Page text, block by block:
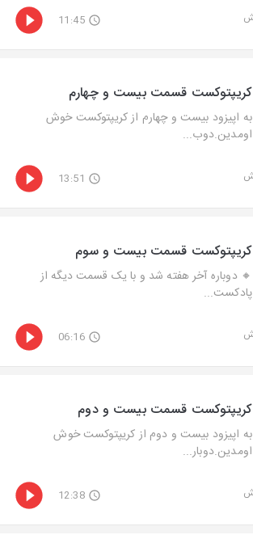
11:45
کریپتوکست قسمت بیست و چهارم
به اپیزود بیست و چهارم از کریپتوکست خوش
اومدین.دوب...
13:51
کریپتوکست قسمت بیست و سوم
🔸 دوباره آخر هفته شد و با یک قسمت دیگه از
پادکست‌...
06:16
کریپتوکست قسمت بیست و دوم
به اپیزود بیست و دوم از کریپتوکست خوش
اومدین.دوبار...
12:38